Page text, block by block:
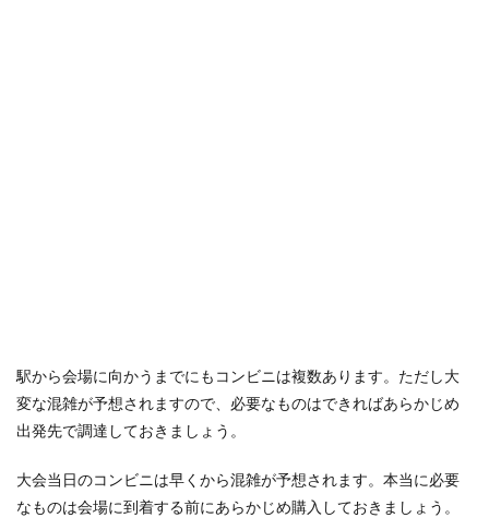
駅から会場に向かうまでにもコンビニは複数あります。ただし大
変な混雑が予想されますので、必要なものはできればあらかじめ
出発先で調達しておきましょう。
大会当日のコンビニは早くから混雑が予想されます。本当に必要
なものは会場に到着する前にあらかじめ購入しておきましょう。